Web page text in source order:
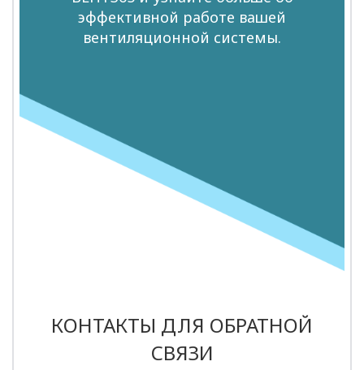
эффективной работе вашей
вентиляционной системы.
КОНТАКТЫ ДЛЯ ОБРАТНОЙ
СВЯЗИ